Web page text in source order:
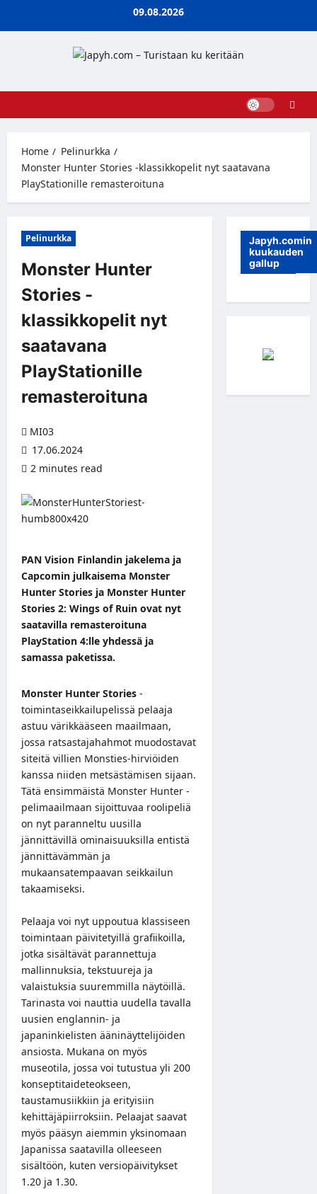
09.08.2026
Home
Pelinurkka
Monster Hunter Stories -klassikkopelit nyt saatavana
PlayStationille remasteroituna
Pelinurkka
Monster Hunter
Stories -
klassikkopelit nyt
saatavana
PlayStationille
remasteroituna
MI03
17.06.2024
2 minutes read
PAN Vision Finlandin jakelema ja
Capcomin julkaisema Monster
Hunter Stories ja Monster Hunter
Stories 2: Wings of Ruin ovat nyt
saatavilla remasteroituna
PlayStation 4:lle yhdessä ja
samassa paketissa.
Monster Hunter Stories -
toimintaseikkailupelissä pelaaja
astuu värikkääseen maailmaan,
jossa ratsastajahahmot muodostavat
siteitä villien Monsties-hirviöiden
kanssa niiden metsästämisen sijaan.
Tätä ensimmäistä Monster Hunter -
pelimaailmaan sijoittuvaa roolipeliä
on nyt paranneltu uusilla
jännittävillä ominaisuuksilla entistä
jännittävämmän ja
mukaansatempaavan seikkailun
takaamiseksi.
Pelaaja voi nyt uppoutua klassiseen
toimintaan päivitetyillä grafiikoilla,
jotka sisältävät parannettuja
mallinnuksia, tekstuureja ja
valaistuksia suuremmilla näytöillä.
Tarinasta voi nauttia uudella tavalla
uusien englannin- ja
japaninkielisten ääninäyttelijöiden
ansiosta. Mukana on myös
museotila, jossa voi tutustua yli 200
konseptitaideteokseen,
taustamusiikkiin ja erityisiin
kehittäjäpiirroksiin. Pelaajat saavat
myös pääsyn aiemmin yksinomaan
Japanissa saatavilla olleeseen
sisältöön, kuten versiopäivitykset
1.20 ja 1.30.
Japyh.comin
kuukauden
gallup